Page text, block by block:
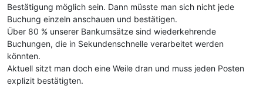
Bestätigung möglich sein. Dann müsste man sich nicht jede
Buchung einzeln anschauen und bestätigen.
Über 80 % unserer Bankumsätze sind wiederkehrende
Buchungen, die in Sekundenschnelle verarbeitet werden
könnten.
Aktuell sitzt man doch eine Weile dran und muss jeden Posten
explizit bestätigten.